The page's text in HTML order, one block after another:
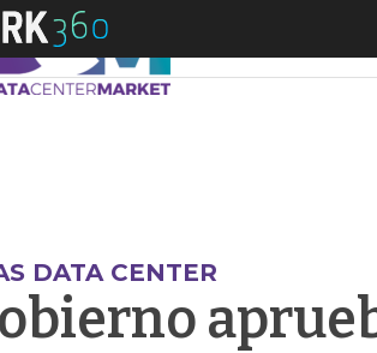
El Gobierno
DATA CENTER